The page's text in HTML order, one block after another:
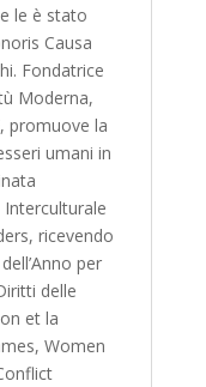
le è stato
Causa
Fondatrice
Moderna,
promuove la
umani in
ricevendo
per
delle
et la
Women